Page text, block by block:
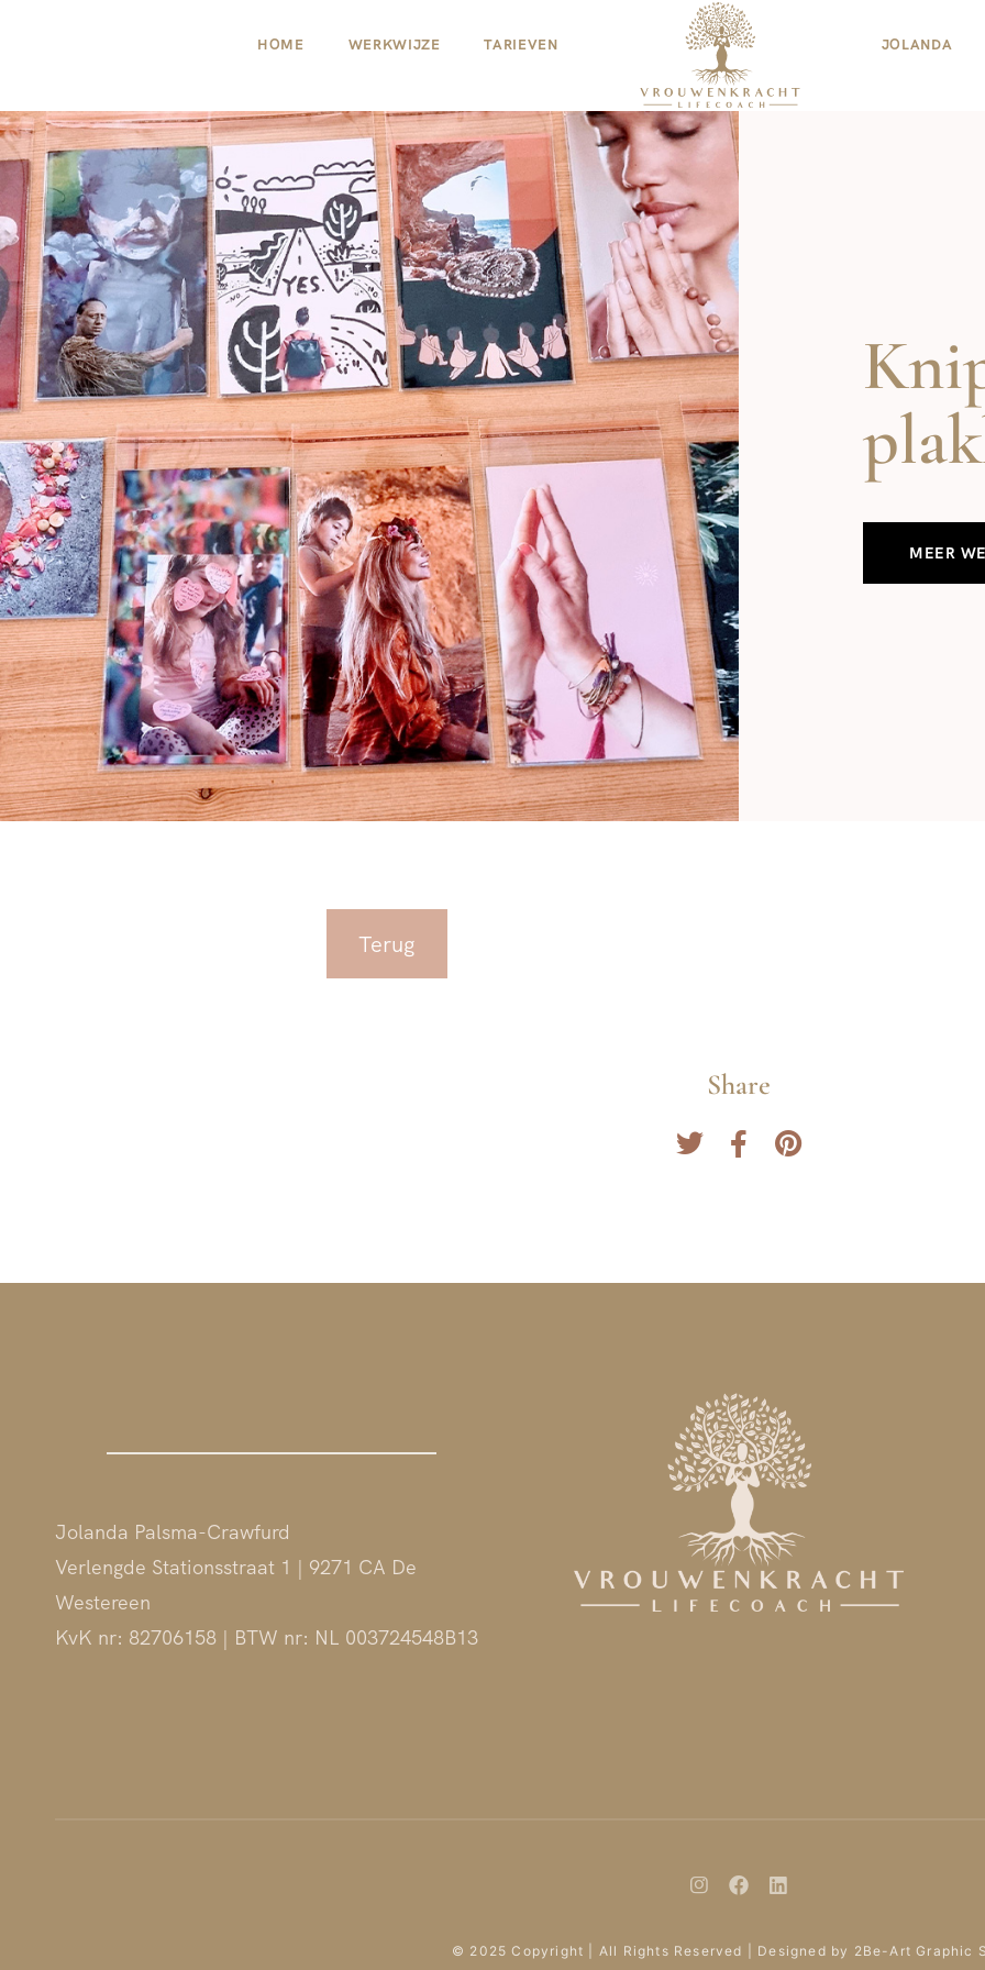
HOME WERKWIJZE TARIEVEN JOLANDA
MEER
Terug
Share
Jolanda Palsma-Crawfurd
Verlengde Stationsstraat 1 | 9271 CA De
Westereen
KvK nr: 82706158 | BTW nr: NL 003724548B13
© 2025 Copyright | All Rights Reserved | Designed by 2Be-Art Graphic